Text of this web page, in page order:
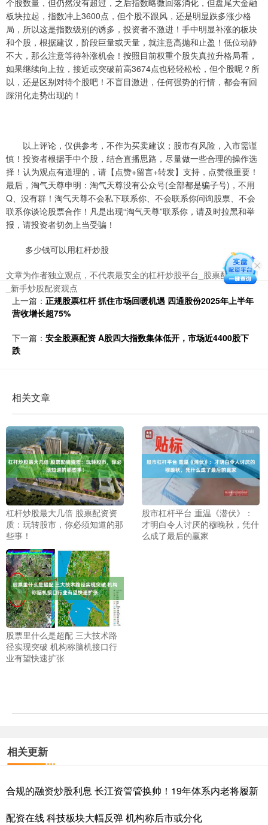
个股数量，但仍然没有超过，之后指数略微回落消化，但盘尾大金融
板块拉起，指数冲上3600点，但个股不跟风，还是明显跌多涨少格
局，所以这是指数级别的诱多，投资者不激进！手中明显补涨的板块
和个股，根据建议，阶段巨量或天量，就注意高抛和止盈！低位动静
不大，那么注意等待补涨机会！按照目前权重个股失真拉升格局看，
如果继续向上拉，接近或突破前高3674点也轻轻松松，但个股呢？所
以，还是区别对待个股吧！不盲目激进，任何强势的行情，都会有回
踩消化走势出现的！
以上评论，仅供参考，不作为买卖建议；股市有风险，入市需谨
慎！投资者根据手中个股，结合直播思路，尽量做一些合理的操作选
择！认为观点有道理的，请【点赞+留言+转发】支持，点赞很重要！
最后，淘气天尊申明：淘气天尊没有公众号(全部都是骗子号)，不用
Q、没有群！淘气天尊不会私下联系你、不会联系你问询股票、不会
联系你谈论股票合作！凡是出现“淘气天尊”联系你，请及时拉黑和举
报，请投资者切勿上当受骗！
多少钱可以用杠杆炒股
文章为作者独立观点，不代表最安全的杠杆炒股平台_股票配资开户
_新手炒股配资观点
上一篇： 正规股票杠杆 抓住市场回暖机遇 四通股份2025年上半年
营收增长超75%
下一篇： 安全股票配资 A股四大指数集体低开，市场近4400股下
跌
相关文章
杠杆炒股最大几倍 股票配资资
质：玩转股市，你必须知道的那
些事！
股市杠杆平台 重温《潜伏》：
才明白令人讨厌的穆晚秋，凭什
么成了最后的赢家
股票里什么是超配 三大技术路
径实现突破 机构称脑机接口行
业有望快速扩张
相关更新
合规的融资炒股利息 长江资管管换帅！19年体系内老将履新
配资在线 科技板块大幅反弹 机构称后市或分化